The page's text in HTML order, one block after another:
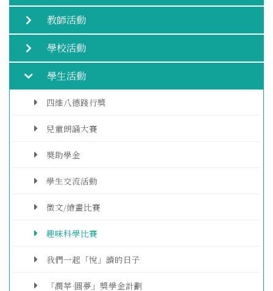
教師活動
學校活動
學生活動
四維八德踐行獎
兒童朗誦大賽
奬助學金
學生交流活動
徵文/繪畫比賽
趣味科學比賽
我們一起「悅」讀的日子
「潤莘·圓夢」獎學金計劃